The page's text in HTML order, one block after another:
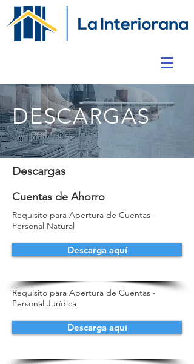
DESCARGAS
Descargas
Cuentas de Ahorro
Requisito para Apertura de Cuentas -
Personal Natural
Descarga aquí
Requisito para Apertura de Cuentas -
Personal Jurídica
Descarga aquí